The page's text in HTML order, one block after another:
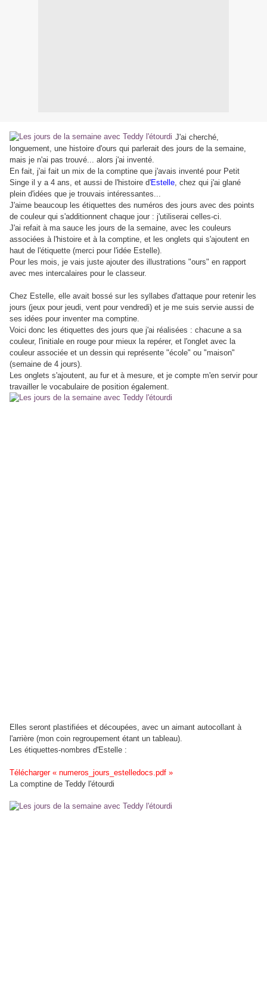
J'ai cherché,
longuement, une histoire d'ours qui parlerait des jours de la semaine,
mais je n'ai pas trouvé... alors j'ai inventé.
En fait, j'ai fait un mix de la comptine que j'avais inventé pour Petit
Singe il y a 4 ans, et aussi de l'histoire d'Estelle, chez qui j'ai glané
plein d'idées que je trouvais intéressantes...
J'aime beaucoup les étiquettes des numéros des jours avec des points
de couleur qui s'additionnent chaque jour : j'utiliserai celles-ci.
J'ai refait à ma sauce les jours de la semaine, avec les couleurs
associées à l'histoire et à la comptine, et les onglets qui s'ajoutent en
haut de l'étiquette (merci pour l'idée Estelle).
Pour les mois, je vais juste ajouter des illustrations "ours" en rapport
avec mes intercalaires pour le classeur.
Chez Estelle, elle avait bossé sur les syllabes d'attaque pour retenir les
jours (jeux pour jeudi, vent pour vendredi) et je me suis servie aussi de
ses idées pour inventer ma comptine.
Voici donc les étiquettes des jours que j'ai réalisées : chacune a sa
couleur, l'initiale en rouge pour mieux la repérer, et l'onglet avec la
couleur associée et un dessin qui représente "école" ou "maison"
(semaine de 4 jours).
Les onglets s'ajoutent, au fur et à mesure, et je compte m'en servir pour
travailler le vocabulaire de position également.
Elles seront plastifiées et découpées, avec un aimant autocollant à
l'arrière (mon coin regroupement étant un tableau).
Les étiquettes-nombres d'Estelle :
Télécharger « numeros_jours_estelledocs.pdf »
La comptine de Teddy l'étourdi